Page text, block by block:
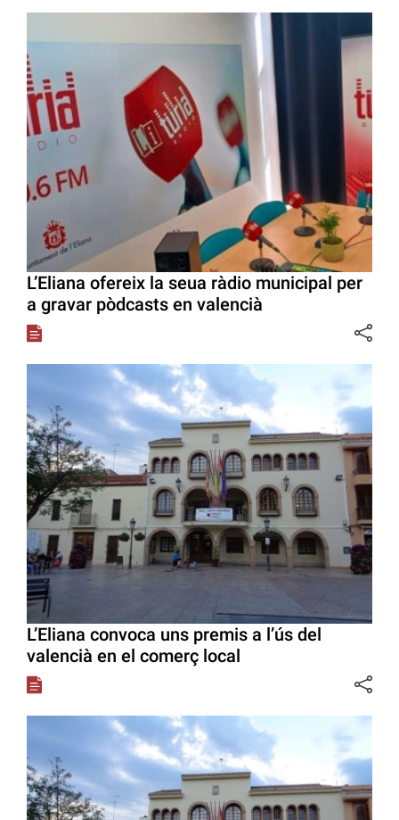
L’Eliana ofereix la seua ràdio municipal per
a gravar pòdcasts en valencià
L’Eliana convoca uns premis a l’ús del
valencià en el comerç local